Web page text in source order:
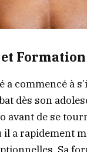
Formation
a commencé à
dès son
avant de se
a rapidement